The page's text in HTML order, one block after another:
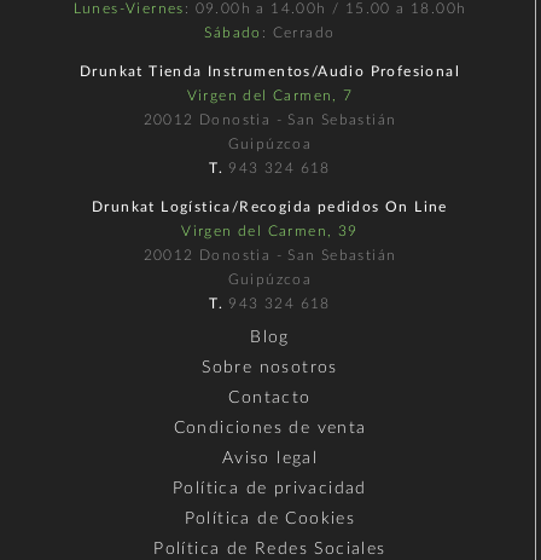
Lunes-Viernes : 09.00h a 14.00h / 15.00 a 18.00h
Sábado : Cerrado
Drunkat Tienda Instrumentos/Audio Profesional
Virgen del Carmen, 7
20012 Donostia - San Sebastián
Guipúzcoa
T. 943 324 618
Drunkat Logística/Recogida pedidos On Line
Virgen del Carmen, 39
20012 Donostia - San Sebastián
Guipúzcoa
T. 943 324 618
Blog
Sobre nosotros
Contacto
Condiciones de venta
Aviso legal
Política de privacidad
Política de Cookies
Política de Redes Sociales